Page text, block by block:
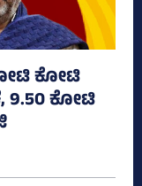
ಕೋಟಿ
ಕೋಟಿ